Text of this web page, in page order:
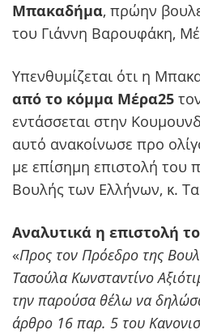
Μπακαδήμα, πρώην
του Γιάννη Βαρουφάκη,
Υπενθυμίζεται ότι η
από το κόμμα Μέρα25
εντάσσεται στην
αυτό ανακοίνωσε προ
με επίσημη επιστολή του
Βουλής των Ελλήνων, κ.
Αναλυτικά η επιστολή
«Προς τον Πρόεδρο της
Τασούλα Κωνσταντίνο
την παρούσα θέλω να
άρθρο 16 παρ. 5 του